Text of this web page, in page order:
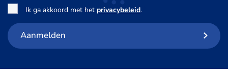
Toestemming
Ik ga akkoord met het privacybeleid.
Aanmelden